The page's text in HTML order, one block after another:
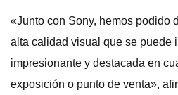
«Junto con Sony, hemos podido
alta calidad visual que se puede
impresionante y destacada en
exposición o punto de venta»,